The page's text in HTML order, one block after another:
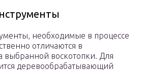
необходимые в процессе
отличаются в
выбранной воскотопки. Для
деревообрабатывающий